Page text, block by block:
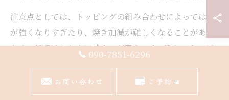
注意点としては、トッピングの組み合わせによっては味
が強くなりすぎたり、焼き加減が難しくなることがある
ため、最初は少なめに試すのが安心です。新しいトッピ
がります。
090-7851-6296
お問い合わせ ご予約